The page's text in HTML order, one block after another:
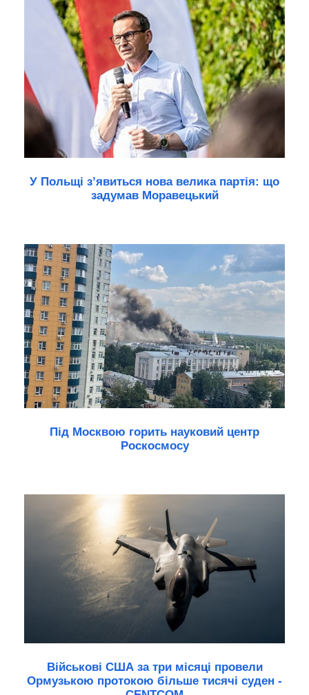
У Польщі з’явиться нова велика партія: що
задумав Моравецький
Під Москвою горить науковий центр
Роскосмосу
Військові США за три місяці провели
Ормузькою протокою більше тисячі суден -